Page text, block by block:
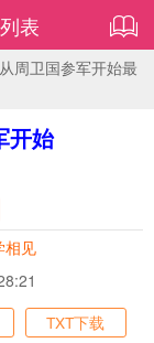
表
周卫国参军开始最
开始
相见
TXT下载